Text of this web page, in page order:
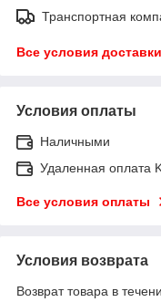
Транспортная
Все условия доставки
Условия оплаты
Наличными
Удаленная оплата
Все условия оплаты
Условия возврата
Возврат товара в